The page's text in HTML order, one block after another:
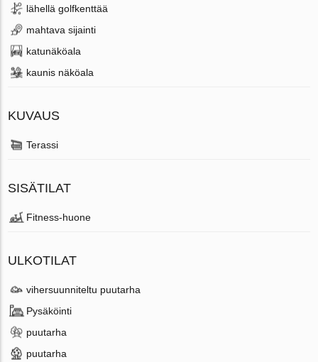
lähellä golfkenttää
mahtava sijainti
katunäköala
kaunis näköala
KUVAUS
Terassi
SISÄTILAT
Fitness-huone
ULKOTILAT
vihersuunniteltu puutarha
Pysäköinti
puutarha
puutarha